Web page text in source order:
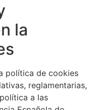
la
política de cookies
reglamentarias,
a las